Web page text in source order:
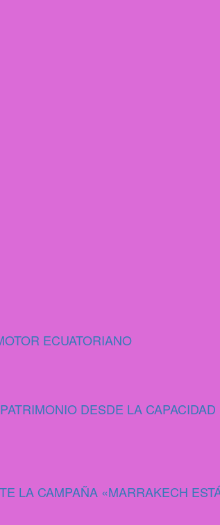
ECUATORIANO
DESDE LA
LA CAMPAÑA «MARRAKECH